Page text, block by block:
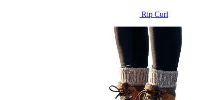
Rip Curl